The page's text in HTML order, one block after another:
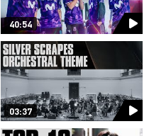
40:54
03:37